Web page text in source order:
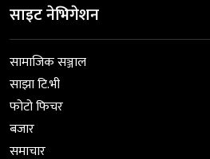
साइट नेभिगेशन
सामाजिक सञ्जाल
साझा टि.भी
फोटो फिचर
बजार
समाचार